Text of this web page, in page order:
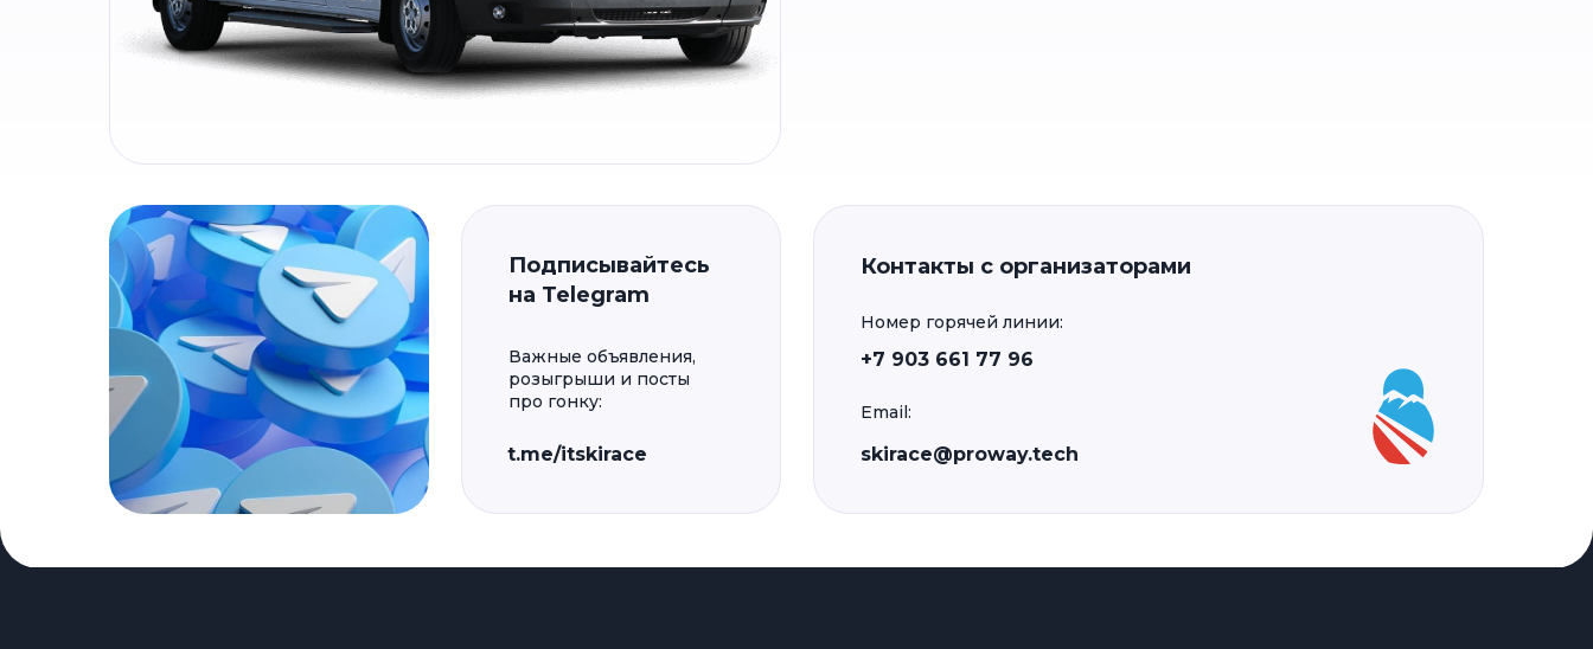
Контакты с организаторами
Номер горячей линии:
Подписывайтесь
на Telegram
+7 903 661 77 96
Важные объявления,
розыгрыши и посты
про гонку:
Email:
skirace@proway.tech
t.me/itskirace